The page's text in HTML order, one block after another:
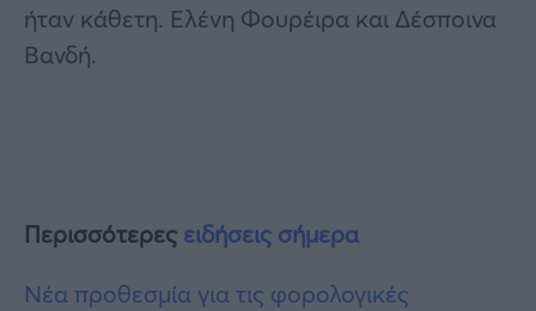
ήταν κάθετη. Ελένη Φουρέιρα και Δέσποινα
Βανδή.
Περισσότερες ειδήσεις σήμερα
Νέα προθεσμία για τις φορολογικές